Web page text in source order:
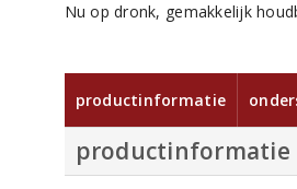
Nu op dronk, gemakkelijk
productinformatie
productinformatie